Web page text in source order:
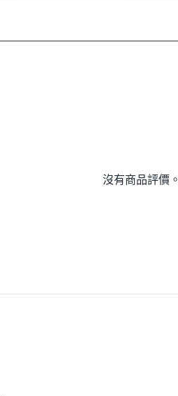
沒有商品評價。